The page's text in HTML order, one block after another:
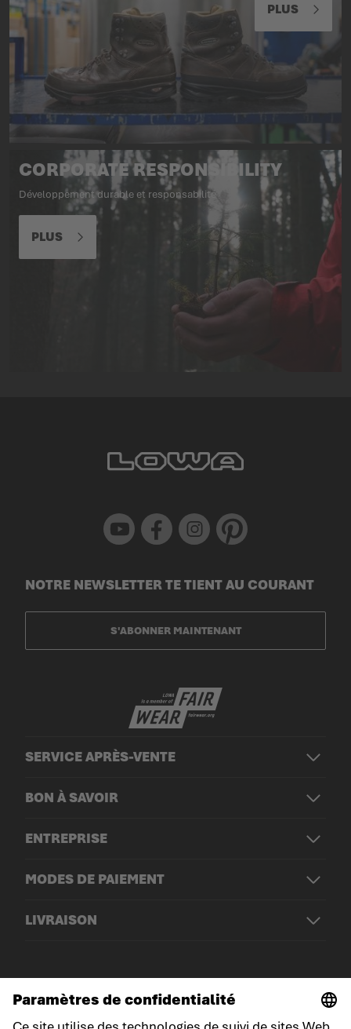
PLUS
CORPORATE RESPONSIBILITY
Développement durable et responsabilité
PLUS
Youtube Facebook Instagram Pinterest
SERVICE APRÈS-VENTE
BON À SAVOIR
ENTREPRISE
MODES DE PAIEMENT
LIVRAISON
NOTRE NEWSLETTER TE TIENT AU COURANT
S'ABONNER MAINTENANT
© LOWA Sportschuhe GmbH